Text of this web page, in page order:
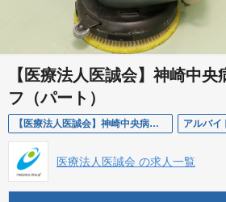
【医療法人医誠会】神崎中
フ（パート）
【医療法人医誠会】神崎中央病院：清掃スタッフ（パート） アルバイ
医療法人医誠会 の求人一覧